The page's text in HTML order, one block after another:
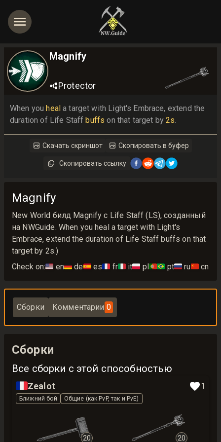
Magnify
Protector
When you heal a target with Light's Embrace, extend the
duration of Life Staff buffs on that target by 2s.
Скачать скриншот Скопировать в буфер
Скопировать ссылку
Magnify
New World билд Magnify с Life Staff (LS), созданный
на NWGuide. When you heal a target with Light's
Embrace, extend the duration of Life Staff buffs on that
target by 2s.)
Check on:🇺🇸 en🇩🇪 de🇪🇸 es🇫🇷 fr🇮🇹 it🇵🇱 pl🇵🇹🇧🇷 pt🇷🇺 ru🇨🇳 cn
Сборки Комментарии 0
Сборки
Все сборки с этой способностью
🇫🇷Zealot 1
Ближний бой Общие (как PvP, так и PvE)
20 20